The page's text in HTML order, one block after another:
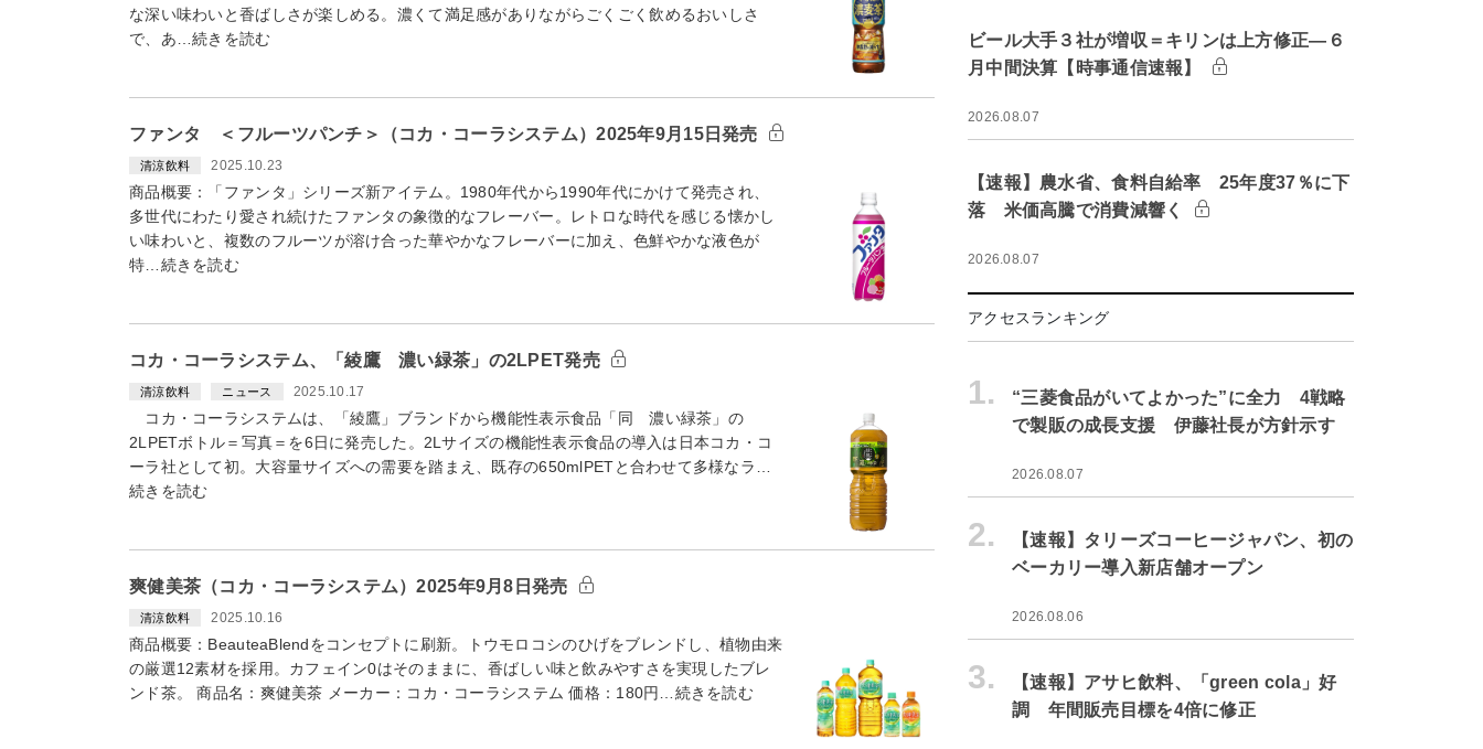
な深い味わいと香ばしさが楽しめる。濃くて満足感がありながらごくごく飲めるおいしさ
で、あ…続きを読む
ファンタ ＜フルーツパンチ＞（コカ・コーラシステム）2025年9月15日発売
清涼飲料 2025.10.23
商品概要：「ファンタ」シリーズ新アイテム。1980年代から1990年代にかけて発売され、
多世代にわたり愛され続けたファンタの象徴的なフレーバー。レトロな時代を感じる懐かし
い味わいと、複数のフルーツが溶け合った華やかなフレーバーに加え、色鮮やかな液色が
特…続きを読む
コカ・コーラシステム、「綾鷹 濃い緑茶」の2LPET発売
清涼飲料 ニュース 2025.10.17
コカ・コーラシステムは、「綾鷹」ブランドから機能性表示食品「同 濃い緑茶」の
2LPETボトル＝写真＝を6日に発売した。2Lサイズの機能性表示食品の導入は日本コカ・コ
ーラ社として初。大容量サイズへの需要を踏まえ、既存の650mlPETと合わせて多様なラ…
続きを読む
爽健美茶（コカ・コーラシステム）2025年9月8日発売
清涼飲料 2025.10.16
商品概要：BeauteaBlendをコンセプトに刷新。トウモロコシのひげをブレンドし、植物由来
の厳選12素材を採用。カフェイン0はそのままに、香ばしい味と飲みやすさを実現したブレ
ンド茶。 商品名：爽健美茶 メーカー：コカ・コーラシステム 価格：180円…続きを読む
ビール大手３社が増収＝キリンは上方修正―６
月中間決算【時事通信速報】
2026.08.07
【速報】農水省、食料自給率 25年度37％に下
落 米価高騰で消費減響く
2026.08.07
アクセスランキング
1.
“三菱食品がいてよかった”に全力 4戦略
で製販の成長支援 伊藤社長が方針示す
2026.08.07
2.
【速報】タリーズコーヒージャパン、初の
ベーカリー導入新店舗オープン
2026.08.06
3.
【速報】アサヒ飲料、「green cola」好
調 年間販売目標を4倍に修正